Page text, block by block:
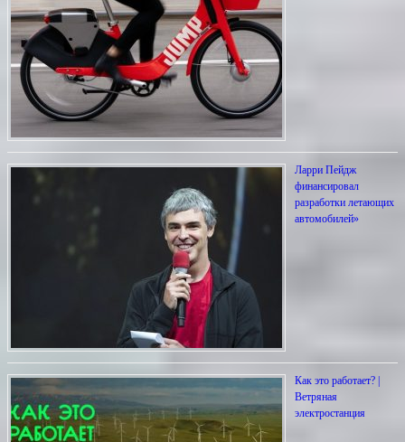
Ларри Пейдж
финансировал
разработки летающих
автомобилей»
Как это работает? |
Ветряная
электростанция